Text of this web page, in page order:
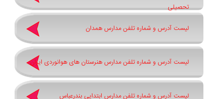
تحصیلی
لیست آدرس و شماره تلفن مدارس همدان
لیست آدرس و شماره تلفن مدارس هنرستان های هوانوردی ایران
لیست آدرس و شماره تلفن مدارس ابتدایی بندرعباس